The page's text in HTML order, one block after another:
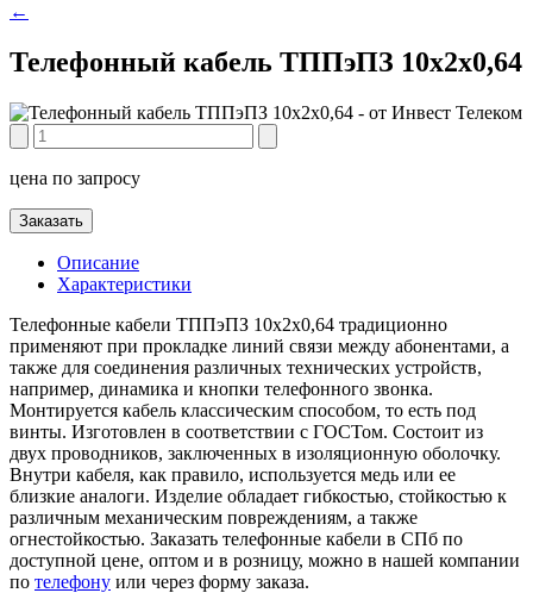
←
Телефонный кабель ТППэПЗ 10х2х0,64
цена по запросу
Заказать
Описание
Характеристики
Телефонные кабели ТППэПЗ 10х2х0,64 традиционно
применяют при прокладке линий связи между абонентами, а
также для соединения различных технических устройств,
например, динамика и кнопки телефонного звонка.
Монтируется кабель классическим способом, то есть под
винты. Изготовлен в соответствии с ГОСТом. Состоит из
двух проводников, заключенных в изоляционную оболочку.
Внутри кабеля, как правило, используется медь или ее
близкие аналоги. Изделие обладает гибкостью, стойкостью к
различным механическим повреждениям, а также
огнестойкостью. Заказать телефонные кабели в СПб по
доступной цене, оптом и в розницу, можно в нашей компании
по телефону или через форму заказа.